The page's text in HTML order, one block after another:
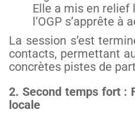
Elle a mis en relief
l’OGP s’apprête à
La session s’est
contacts, permettant
concrètes pistes de
2. Second temps fort :
locale